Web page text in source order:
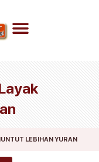
LEBIHAN YURAN